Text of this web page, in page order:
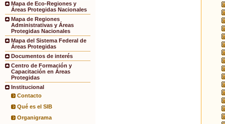
Mapa de Eco-Regiones y
Áreas Protegidas Nacionales
Mapa de Regiones
Administrativas y Áreas
Protegidas Nacionales
Mapa del Sistema Federal de
Áreas Protegidas
Documentos de interés
Centro de Formación y
Capacitación en Áreas
Protegidas
Institucional
Contacto
Qué es el SIB
Organigrama